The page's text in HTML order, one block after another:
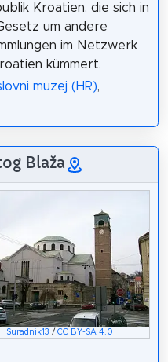
Kroatien, die sich in
um andere
im Netzwerk
kümmert.
muzej (HR),
Blaža
Suradnik13 / CC BY-SA 4.0